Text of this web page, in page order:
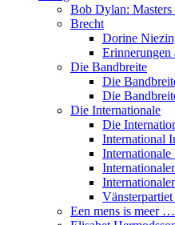
Bob Dylan: Masters
Brecht
Dorine
Erinnerungen
Die Bandbreite
Die
Die
Die Internationale
Die
International
Een mens is meer